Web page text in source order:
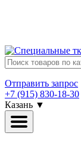
Отправить запрос
+7 (915) 830-18-30
Казань ▼